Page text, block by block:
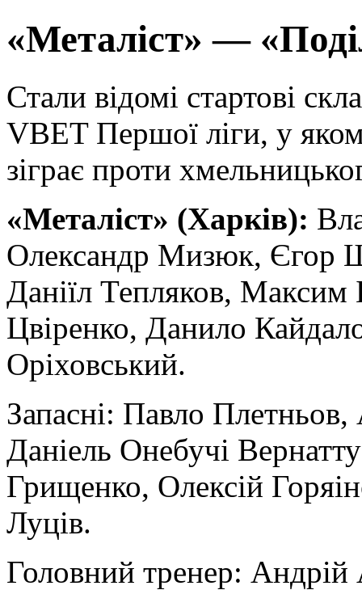
«Металіст» —
Стали відомі стартові
VBET Першої ліги, у
зіграє проти
«Металіст» (Харків):
Олександр Мизюк, Єгор
Даніїл Тепляков, Максим
Цвіренко, Данило
Оріховський.
Запасні: Павло
Даніель Онебучі
Грищенко, Олексій
Луців.
Головний тренер: Андрій